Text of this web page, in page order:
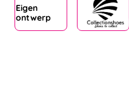
Eigen
ontwerp